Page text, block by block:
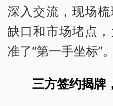
深入交流，现场
缺口和市场堵点
准了“第一手坐标”。
三方签约揭牌